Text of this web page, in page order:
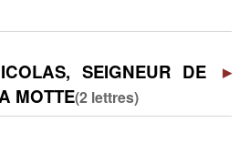
SEIGNEUR DE
MOTTE(2 lettres)